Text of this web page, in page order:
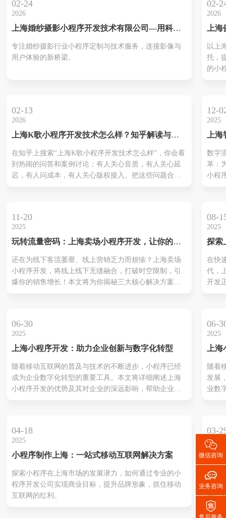
外...
家在上海环境监测小程序开发领域表...
们不
把教
地的
收学
性化
每一
理、
师...
02-24
2026
上海婚纱摄影小程序开发技术有限公司—用科技
专注婚纱摄影行业小程序定制与技术服务，连接影像与
用户体验的新桥梁。
02-
2026
上海
以上
托，
的小
02-13
2026
上海K歌小程序开发技术怎么样？知乎解读与实
在知乎上搜索“上海K歌小程序开发技术怎么样”，你会看
到热闹的问答和案例讨论：有人关心音质，有人关心延
迟，有人问成本，有人关心版权接入。把这些问题合起
实时流服务（如RTC/...
12-
2025
上海
未来
新时
数字
革：
小程序
们生
象征
领域
革。
最活
上海
慧托
11-20
2025
玩转流量密码：上海卖场小程序开发，让你的生
还在为线下客流萎靡、线上营销乏力而烦恼？上海卖场
小程序开发，将线上线下无缝融合，打破时空限制，引
爆你的销售增长！本文将为你揭秘三大核心解决方案，
08-
2025
探索
在快
代，
开发
过程
抓住
06-30
2025
上海小程序开发：助力企业创新与数字化转型
随着移动互联网的普及与技术的不断进步，小程序已经
成为企业数字化转型的重要工具。本文将详细阐述上海
小程序开发的优势及其对企业的深远影响，帮助企业在
06-
2025
上海
的先
随着
发展
业数
的解
提升
场渠
04-18
2025
小程序制作上海：一站式移动互联网解决方案
探索小程序在上海市场的发展潜力，如何通过专业的小
程序开发公司实现商业目标，提升品牌形象，抓住移动
互联网的红利。
03-
2025
为什
程序
之选
在短
代，
网产
视频

微信咨询

业务咨询
